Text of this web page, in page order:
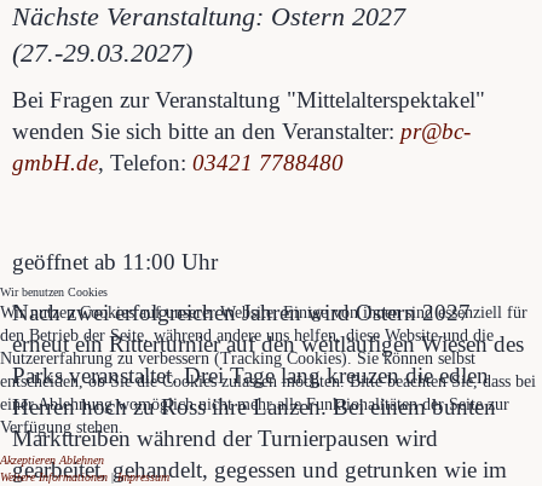
Nächste Veranstaltung: Ostern 2027
(27.-29.03.2027)
Bei Fragen zur Veranstaltung "Mittelalterspektakel"
wenden Sie sich bitte an den Veranstalter: pr@bc-
gmbH.de, Telefon: 03421 7788480
geöffnet ab 11:00 Uhr
Nach zwei erfolgreichen Jahren wird Ostern 2027
erneut ein Ritterturnier auf den weitläufigen Wiesen des
Parks veranstaltet. Drei Tage lang kreuzen die edlen
Herren hoch zu Ross ihre Lanzen. Bei einem bunten
Markttreiben während der Turnierpausen wird
gearbeitet, gehandelt, gegessen und getrunken wie im
Wir benutzen Cookies
Wir nutzen Cookies auf unserer Website. Einige von ihnen sind essenziell für
den Betrieb der Seite, während andere uns helfen, diese Website und die
Nutzererfahrung zu verbessern (Tracking Cookies). Sie können selbst
entscheiden, ob Sie die Cookies zulassen möchten. Bitte beachten Sie, dass bei
einer Ablehnung womöglich nicht mehr alle Funktionalitäten der Seite zur
Verfügung stehen.
Akzeptieren Ablehnen
Weitere Informationen |Impressum